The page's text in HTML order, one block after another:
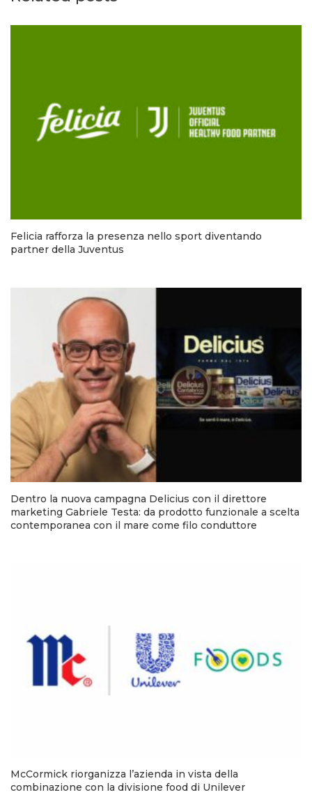
Felicia rafforza la presenza nello sport diventando
partner della Juventus
Dentro la nuova campagna Delicius con il direttore
marketing Gabriele Testa: da prodotto funzionale a scelta
contemporanea con il mare come filo conduttore
McCormick riorganizza l’azienda in vista della
combinazione con la divisione food di Unilever